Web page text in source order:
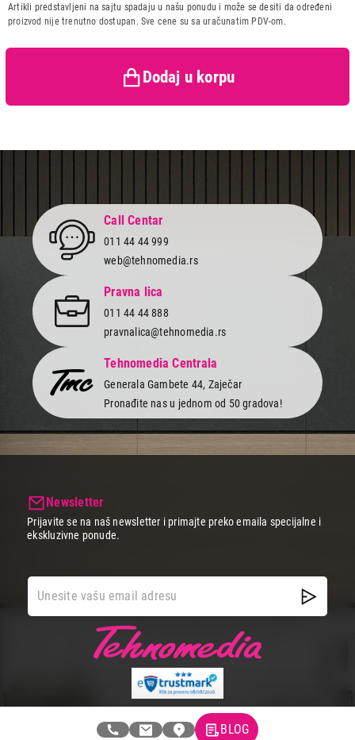
Zemlja porekla:
Nemacka
kupaca po osnovu zakona o
Artikli predstavljeni na sajtu spadaju u našu ponudu i može se desiti da određeni
proizvod nije trenutno dostupan. Sve cene su sa uračunatim PDV-om.
Dodaj u korpu
Call Centar
011 44 44 999
web@tehnomedia.rs
Pravna lica
011 44 44 888
pravnalica@tehnomedia.rs
Tehnomedia Centrala
Generala Gambete 44, Zaječar
Pronađite nas u jednom od 50 gradova!
Tehnomedia
Newsletter
Prijavite se na naš newsletter i primajte preko emaila specijalne i
ekskluzivne ponude.
BLOG